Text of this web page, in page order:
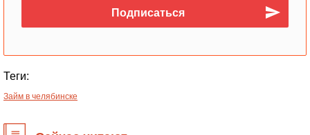
Теги:
Займ в челябинске